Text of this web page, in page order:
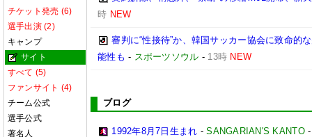
チケット発売 (6)
選手出演 (2)
キャンプ
サイト
すべて (5)
ファンサイト (4)
チーム公式
選手公式
著名人
時 NEW
審判に“性接待”か、韓国サッカー協会に致命
能性も - スポーツソウル - 13時 NEW
ブログ
1992年8月7日生まれ -SANGARIAN'S KANTO